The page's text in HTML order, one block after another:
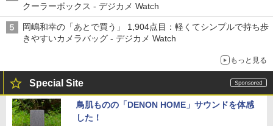
クーラーボックス - デジカメ Watch
岡嶋和幸の「あとで買う」 1,904点目：軽くてシンプルで持ち歩
きやすいカメラバッグ - デジカメ Watch
もっと見る
Special Site
鳥肌ものの「DENON HOME」サウンドを体感
した！